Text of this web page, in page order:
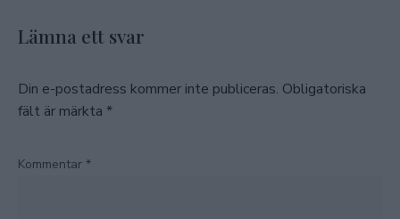
Lämna ett svar
Din e-postadress kommer inte publiceras. Obligatoriska
fält är märkta *
Kommentar *